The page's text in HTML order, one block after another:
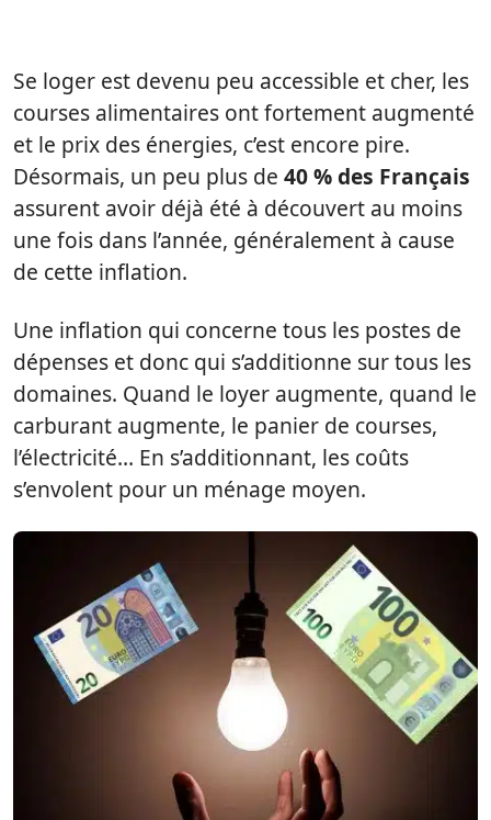
Se loger est devenu peu accessible et cher, les
courses alimentaires ont fortement augmenté
et le prix des énergies, c’est encore pire.
Désormais, un peu plus de 40 % des Français
assurent avoir déjà été à découvert au moins
une fois dans l’année, généralement à cause
de cette inflation.
Une inflation qui concerne tous les postes de
dépenses et donc qui s’additionne sur tous les
domaines. Quand le loyer augmente, quand le
carburant augmente, le panier de courses,
l’électricité… En s’additionnant, les coûts
s’envolent pour un ménage moyen.